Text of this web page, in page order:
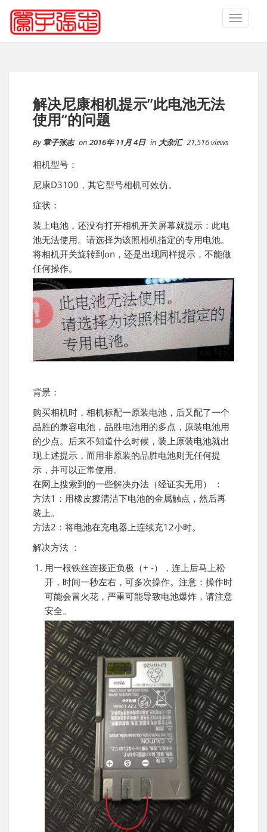
TOGGLE
解决尼康相机提示”此电池无法
使用“的问题
By章子张志 on 2016年 11月 4日 in 大杂汇 21,516 views
相机型号：
尼康D3100，其它型号相机可效仿。
症状：
装上电池，还没有打开相机开关屏幕就提示：此电
池无法使用。请选择为该照相机指定的专用电池。
将相机开关旋转到on，还是出现同样提示，不能做
任何操作。
背景：
购买相机时，相机标配一原装电池，后又配了一个
品胜的兼容电池，品胜电池用的多点，原装电池用
的少点。后来不知道什么时候，装上原装电池就出
现上述提示，而用非原装的品胜电池则无任何提
示，并可以正常使用。
在网上搜索到的一些解决办法（经证实无用） ：
方法1：用橡皮擦清洁下电池的金属触点，然后再
装上。
方法2：将电池在充电器上连续充12小时。
解决方法 ：
用一根铁丝连接正负极（+ -），连上后马上松
开，时间一秒左右，可多次操作。注意：操作时
可能会冒火花，严重可能导致电池爆炸，请注意
安全。